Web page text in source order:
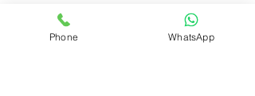
Diode Lazer & IPL Lazer
Teknik Servis
Phone WhatsApp